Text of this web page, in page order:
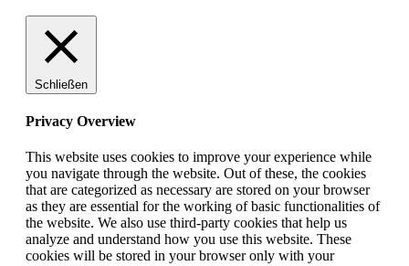
Schließen
Privacy Overview
This website uses cookies to improve your experience while
you navigate through the website. Out of these, the cookies
that are categorized as necessary are stored on your browser
as they are essential for the working of basic functionalities of
the website. We also use third-party cookies that help us
analyze and understand how you use this website. These
cookies will be stored in your browser only with your